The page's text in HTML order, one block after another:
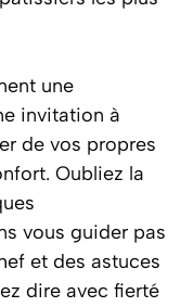
une
invitation à
de vos propres
Oubliez la
vous guider pas
et des astuces
dire avec fierté